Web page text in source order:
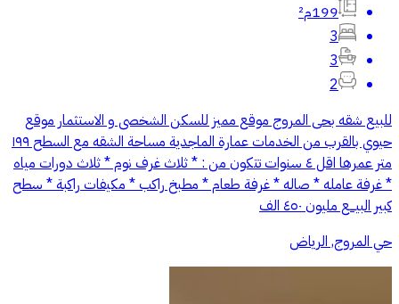
199م²
3
3
2
للبيع شقه بحى المروج موقع مميز للسكن الشخصى و الاستثمار موقع
حيوي بالقرب من الخدمات عمارة الماجدية مساحة الشقه مع السطح ١٩٩
متر عمرها اقل ٤ سنوات تتكون من : * ثلاث غرف نوم * ثلاث دورات مياه
* غرفة عامله * صاله * غرفة طعام * مطبخ راكب * مكيفات راكبة * سطح
كبير البيـــع مليون ٤٥٠ الف
حي المروج, الرياض